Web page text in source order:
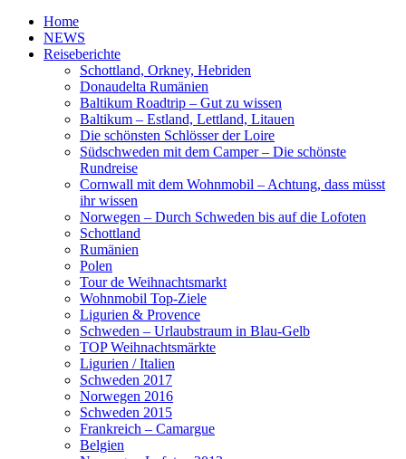
Home
NEWS
Reiseberichte
Schottland, Orkney, Hebriden
Donaudelta Rumänien
Baltikum Roadtrip – Gut zu wissen
Baltikum – Estland, Lettland, Litauen
Die schönsten Schlösser der Loire
Südschweden mit dem Camper – Die schönste
Rundreise
Cornwall mit dem Wohnmobil – Achtung, dass müsst
ihr wissen
Norwegen – Durch Schweden bis auf die Lofoten
Schottland
Rumänien
Polen
Tour de Weihnachtsmarkt
Wohnmobil Top-Ziele
Ligurien & Provence
Schweden – Urlaubstraum in Blau-Gelb
TOP Weihnachtsmärkte
Ligurien / Italien
Schweden 2017
Norwegen 2016
Schweden 2015
Frankreich – Camargue
Belgien